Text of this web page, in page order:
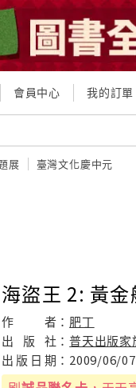
會員中心 我的訂單
展 臺灣文化慶中元
海盜王 2: 黃
作 者： 肥丁
出
版 社：普天出版家
出 版 日 期： 2009/06/07